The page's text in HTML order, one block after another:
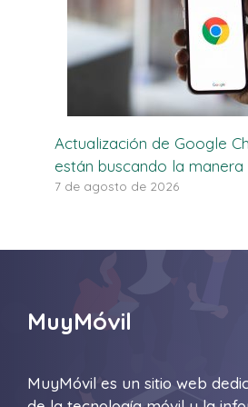
Actualización de Google
están buscando la
7 de agosto de 2026
MuyMóvil
MuyMóvil es un sitio web